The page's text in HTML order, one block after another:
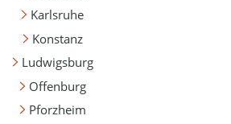
Karlsruhe
Konstanz
Ludwigsburg
Offenburg
Pforzheim